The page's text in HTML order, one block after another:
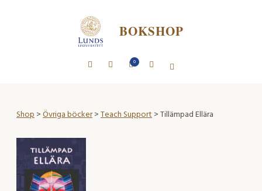
BOKSHOP
0
Shop>Övriga böcker>Teach Support> Tillämpad Ellära